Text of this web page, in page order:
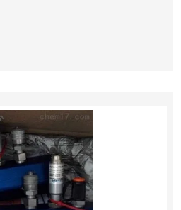
品，每个订单均可提供厂家出具
，德国商会出具的原产地证明。